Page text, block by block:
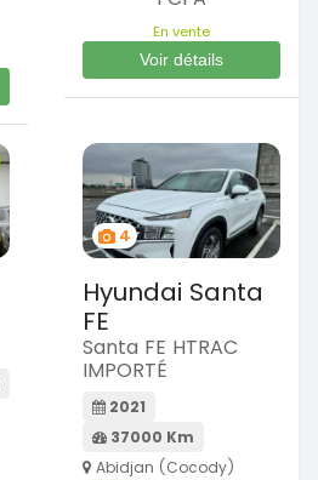
En vente
Voir détails
4
Hyundai Santa
FE
Santa FE HTRAC
IMPORTÉ
2021
37000 Km
Abidjan (Cocody)